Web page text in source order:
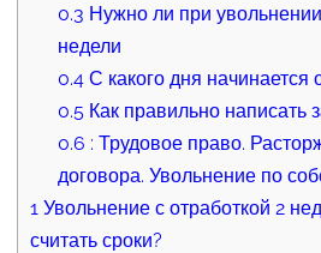
0.3 Нужно ли при
недели
0.4 С какого дня начинается
0.5 Как правильно написать
0.6 : Трудовое право.
договора. Увольнение по
1 Увольнение с отработкой 2
считать сроки?